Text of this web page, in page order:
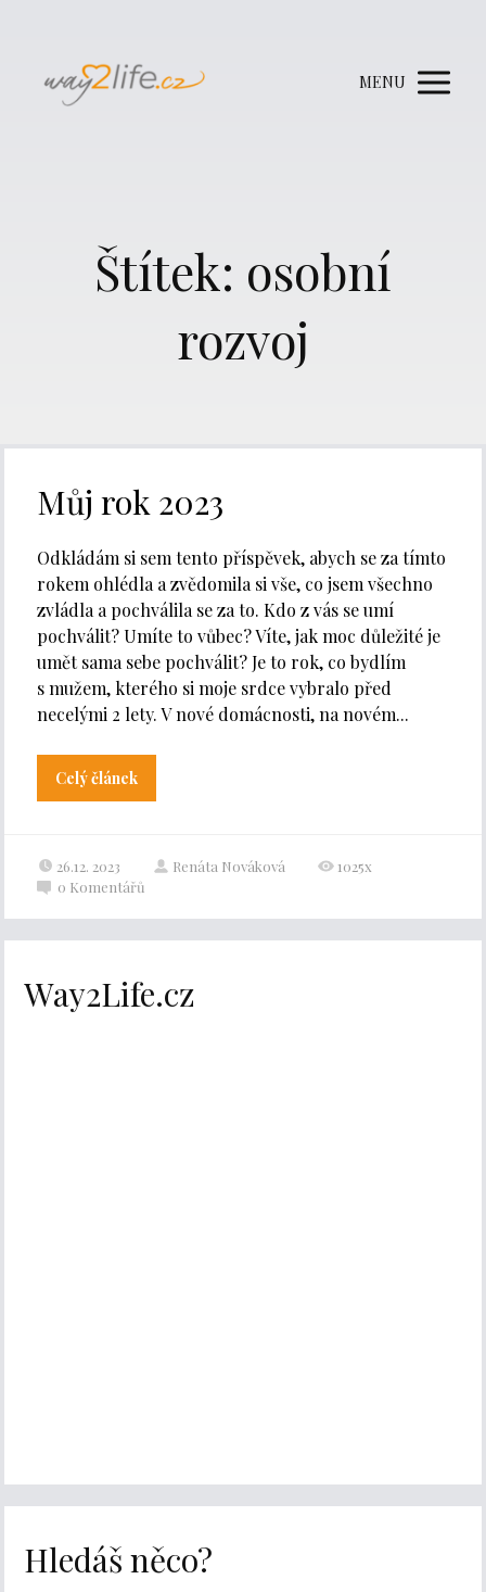
MENU
Štítek: osobní
rozvoj
Můj rok 2023
Odkládám si sem tento příspěvek, abych se za tímto
rokem ohlédla a zvědomila si vše, co jsem všechno
zvládla a pochválila se za to. Kdo z vás se umí
pochválit? Umíte to vůbec? Víte, jak moc důležité je
umět sama sebe pochválit? Je to rok, co bydlím
s mužem, kterého si moje srdce vybralo před
necelými 2 lety. V nové domácnosti, na novém...
Celý článek
26.12. 2023 Renáta Nováková
1025x
0 Komentářů
Way2Life.cz
Hledáš něco?